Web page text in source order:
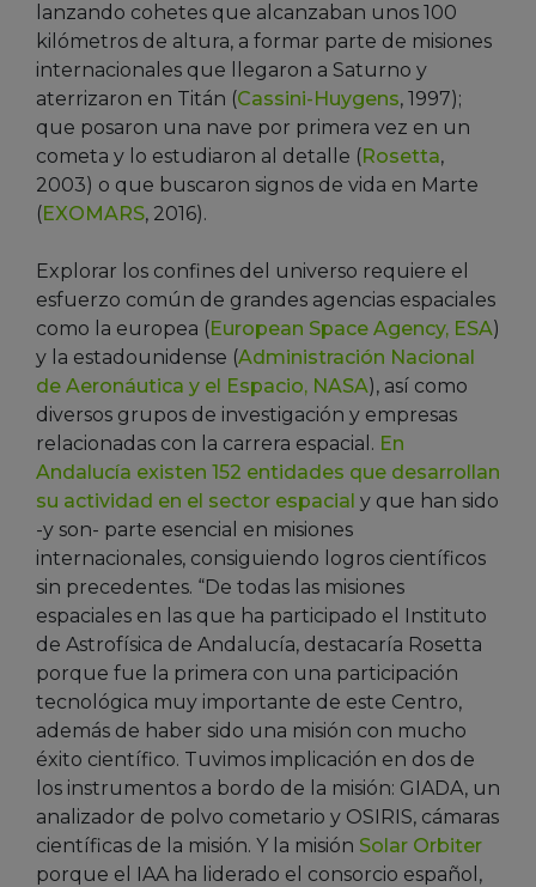
lanzando cohetes que alcanzaban unos 100
kilómetros de altura, a formar parte de misiones
internacionales que llegaron a Saturno y
aterrizaron en Titán (Cassini-Huygens, 1997);
que posaron una nave por primera vez en un
cometa y lo estudiaron al detalle (Rosetta,
2003) o que buscaron signos de vida en Marte
(EXOMARS, 2016).
Explorar los confines del universo requiere el
esfuerzo común de grandes agencias espaciales
como la europea (European Space Agency, ESA)
y la estadounidense (Administración Nacional
de Aeronáutica y el Espacio, NASA), así como
diversos grupos de investigación y empresas
relacionadas con la carrera espacial. En
Andalucía existen 152 entidades que desarrollan
su actividad en el sector espacial y que han sido
-y son- parte esencial en misiones
internacionales, consiguiendo logros científicos
sin precedentes. “De todas las misiones
espaciales en las que ha participado el Instituto
de Astrofísica de Andalucía, destacaría Rosetta
porque fue la primera con una participación
tecnológica muy importante de este Centro,
además de haber sido una misión con mucho
éxito científico. Tuvimos implicación en dos de
los instrumentos a bordo de la misión: GIADA, un
analizador de polvo cometario y OSIRIS, cámaras
científicas de la misión. Y la misión Solar Orbiter
porque el IAA ha liderado el consorcio español,